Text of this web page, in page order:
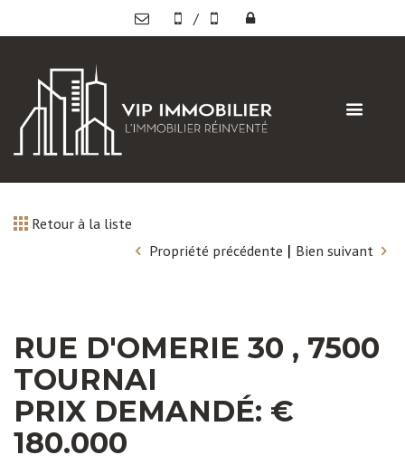
/
Retour à la liste
Propriété précédente | Bien suivant
RUE D'OMERIE 30 , 7500
TOURNAI
PRIX DEMANDÉ: €
180.000